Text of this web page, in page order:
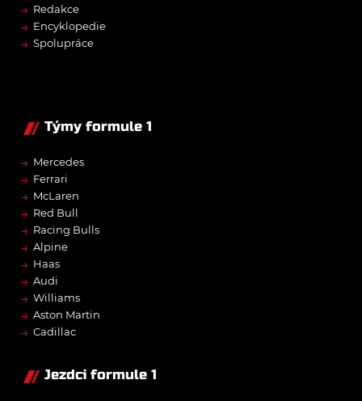
→ Redakce
→ Encyklopedie
→ Spolupráce
Týmy formule 1
→ Mercedes
→ Ferrari
→ McLaren
→ Red Bull
→ Racing Bulls
→ Alpine
→ Haas
→ Audi
→ Williams
→ Aston Martin
→ Cadillac
Jezdci formule 1